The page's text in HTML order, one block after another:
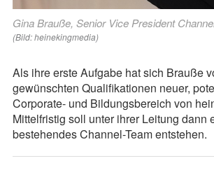
Gina Brauße, Senior Vice President
(Bild: heinekingmedia)
Als ihre erste Aufgabe hat sich Brauße
gewünschten Qualifikationen neuer,
Corporate- und Bildungsbereich von
Mittelfristig soll unter ihrer Leitung dann
bestehendes Channel-Team entstehen.